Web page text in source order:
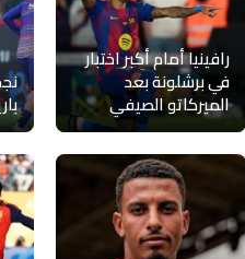
رافينيا أمام أكبر اختبار
في برشلونة بعد
الميركاتو الصيفي